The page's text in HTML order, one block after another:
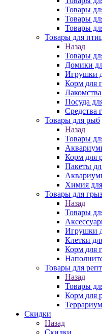
Товары
Товары
Товары
Товары для
Назад
Товары
Домики
Игрушки
Корм для
Посуда
Средства
Товары для рыб
Назад
Товары
Корм для
Пакеты
Химия
Товары для
Назад
Товары
Игрушки
Клетки
Корм для
Товары для
Назад
Товары
Корм для
Скидки
Назад
Скидки